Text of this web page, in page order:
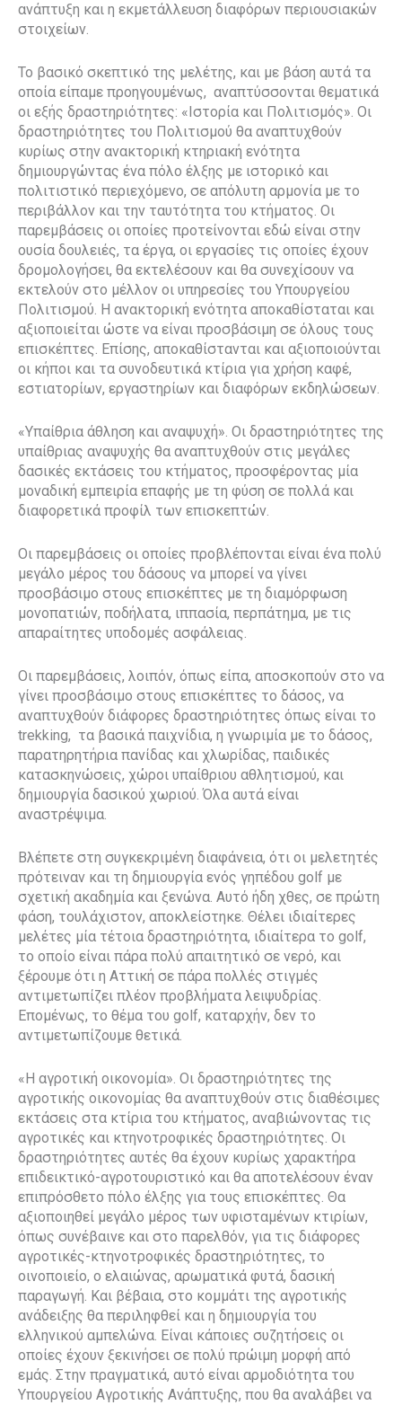
ανάπτυξη και η εκμετάλλευση διαφόρων περιουσιακών
στοιχείων.
Το βασικό σκεπτικό της μελέτης, και με βάση αυτά τα
οποία είπαμε προηγουμένως, αναπτύσσονται θεματικά
οι εξής δραστηριότητες: «Ιστορία και Πολιτισμός». Οι
δραστηριότητες του Πολιτισμού θα αναπτυχθούν
κυρίως στην ανακτορική κτηριακή ενότητα
δημιουργώντας ένα πόλο έλξης με ιστορικό και
πολιτιστικό περιεχόμενο, σε απόλυτη αρμονία με το
περιβάλλον και την ταυτότητα του κτήματος. Οι
παρεμβάσεις οι οποίες προτείνονται εδώ είναι στην
ουσία δουλειές, τα έργα, οι εργασίες τις οποίες έχουν
δρομολογήσει, θα εκτελέσουν και θα συνεχίσουν να
εκτελούν στο μέλλον οι υπηρεσίες του Υπουργείου
Πολιτισμού. Η ανακτορική ενότητα αποκαθίσταται και
αξιοποιείται ώστε να είναι προσβάσιμη σε όλους τους
επισκέπτες. Επίσης, αποκαθίστανται και αξιοποιούνται
οι κήποι και τα συνοδευτικά κτίρια για χρήση καφέ,
εστιατορίων, εργαστηρίων και διαφόρων εκδηλώσεων.
«Υπαίθρια άθληση και αναψυχή». Οι δραστηριότητες της
υπαίθριας αναψυχής θα αναπτυχθούν στις μεγάλες
δασικές εκτάσεις του κτήματος, προσφέροντας μία
μοναδική εμπειρία επαφής με τη φύση σε πολλά και
διαφορετικά προφίλ των επισκεπτών.
Οι παρεμβάσεις οι οποίες προβλέπονται είναι ένα πολύ
μεγάλο μέρος του δάσους να μπορεί να γίνει
προσβάσιμο στους επισκέπτες με τη διαμόρφωση
μονοπατιών, ποδήλατα, ιππασία, περπάτημα, με τις
απαραίτητες υποδομές ασφάλειας.
Οι παρεμβάσεις, λοιπόν, όπως είπα, αποσκοπούν στο να
γίνει προσβάσιμο στους επισκέπτες το δάσος, να
αναπτυχθούν διάφορες δραστηριότητες όπως είναι το
trekking, τα βασικά παιχνίδια, η γνωριμία με το δάσος,
παρατηρητήρια πανίδας και χλωρίδας, παιδικές
κατασκηνώσεις, χώροι υπαίθριου αθλητισμού, και
δημιουργία δασικού χωριού. Όλα αυτά είναι
αναστρέψιμα.
Βλέπετε στη συγκεκριμένη διαφάνεια, ότι οι μελετητές
πρότειναν και τη δημιουργία ενός γηπέδου golf με
σχετική ακαδημία και ξενώνα. Αυτό ήδη χθες, σε πρώτη
φάση, τουλάχιστον, αποκλείστηκε. Θέλει ιδιαίτερες
μελέτες μία τέτοια δραστηριότητα, ιδιαίτερα το golf,
το οποίο είναι πάρα πολύ απαιτητικό σε νερό, και
ξέρουμε ότι η Αττική σε πάρα πολλές στιγμές
αντιμετωπίζει πλέον προβλήματα λειψυδρίας.
Επομένως, το θέμα του golf, καταρχήν, δεν το
αντιμετωπίζουμε θετικά.
«Η αγροτική οικονομία». Οι δραστηριότητες της
αγροτικής οικονομίας θα αναπτυχθούν στις διαθέσιμες
εκτάσεις στα κτίρια του κτήματος, αναβιώνοντας τις
αγροτικές και κτηνοτροφικές δραστηριότητες. Οι
δραστηριότητες αυτές θα έχουν κυρίως χαρακτήρα
επιδεικτικό-αγροτουριστικό και θα αποτελέσουν έναν
επιπρόσθετο πόλο έλξης για τους επισκέπτες. Θα
αξιοποιηθεί μεγάλο μέρος των υφισταμένων κτιρίων,
όπως συνέβαινε και στο παρελθόν, για τις διάφορες
αγροτικές-κτηνοτροφικές δραστηριότητες, το
οινοποιείο, ο ελαιώνας, αρωματικά φυτά, δασική
παραγωγή. Και βέβαια, στο κομμάτι της αγροτικής
ανάδειξης θα περιληφθεί και η δημιουργία του
ελληνικού αμπελώνα. Είναι κάποιες συζητήσεις οι
οποίες έχουν ξεκινήσει σε πολύ πρώιμη μορφή από
εμάς. Στην πραγματικά, αυτό είναι αρμοδιότητα του
Υπουργείου Αγροτικής Ανάπτυξης, που θα αναλάβει να